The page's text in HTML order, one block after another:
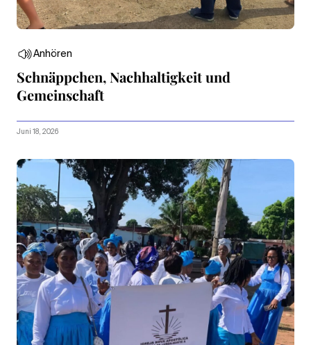
Anhören
Schnäppchen, Nachhaltigkeit und
Gemeinschaft
Juni 18, 2026